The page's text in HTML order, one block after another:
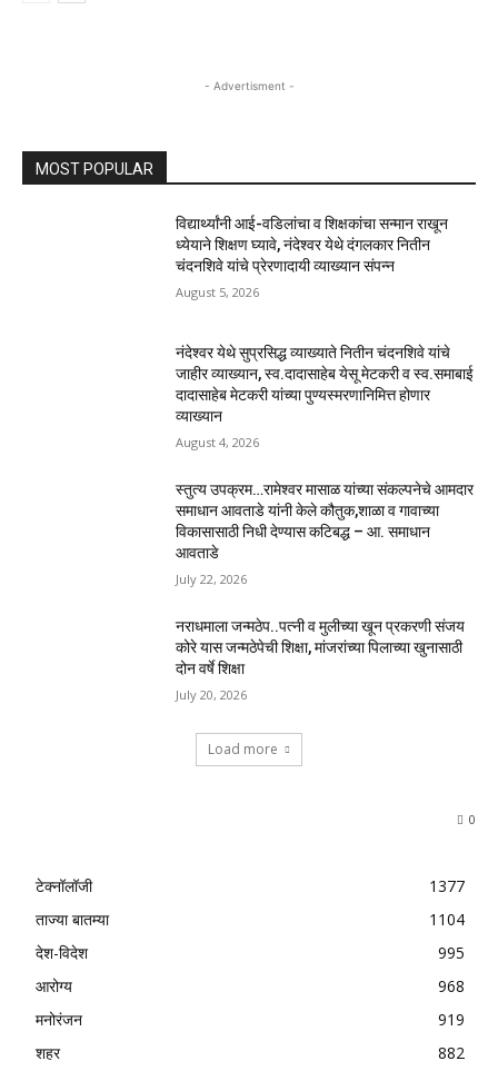
- Advertisment -
MOST POPULAR
विद्यार्थ्यांनी आई-वडिलांचा व शिक्षकांचा सन्मान राखून
ध्येयाने शिक्षण घ्यावे, नंदेश्वर येथे दंगलकार नितीन
चंदनशिवे यांचे प्रेरणादायी व्याख्यान संपन्न
August 5, 2026
नंदेश्वर येथे सुप्रसिद्ध व्याख्याते नितीन चंदनशिवे यांचे
जाहीर व्याख्यान, स्व.दादासाहेब येसू मेटकरी व स्व.समाबाई
दादासाहेब मेटकरी यांच्या पुण्यस्मरणानिमित्त होणार
व्याख्यान
August 4, 2026
स्तुत्य उपक्रम…रामेश्वर मासाळ यांच्या संकल्पनेचे आमदार
समाधान आवताडे यांनी केले कौतुक,शाळा व गावाच्या
विकासासाठी निधी देण्यास कटिबद्ध – आ. समाधान
आवताडे
July 22, 2026
नराधमाला जन्मठेप..पत्नी व मुलीच्या खून प्रकरणी संजय
कोरे यास जन्मठेपेची शिक्षा, मांजरांच्या पिलाच्या खुनासाठी
दोन वर्षे शिक्षा
July 20, 2026
Load more
0
टेक्नॉलॉजी
1377
ताज्या बातम्या
1104
देश-विदेश
995
आरोग्य
968
मनोरंजन
919
शहर
882